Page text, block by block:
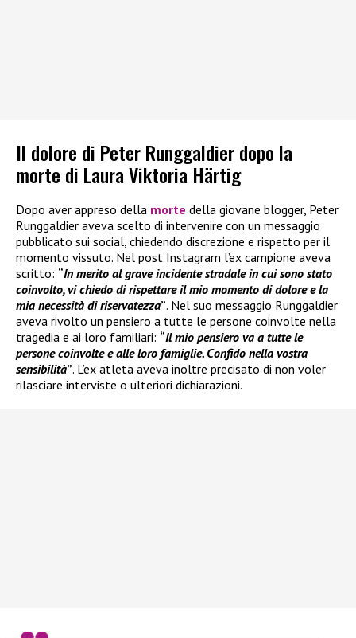
Il dolore di Peter Runggaldier dopo la
morte di Laura Viktoria Härtig
Dopo aver appreso della morte della giovane blogger, Peter
Runggaldier aveva scelto di intervenire con un messaggio
pubblicato sui social, chiedendo discrezione e rispetto per il
momento vissuto. Nel post Instagram l’ex campione aveva
scritto: “In merito al grave incidente stradale in cui sono stato
coinvolto, vi chiedo di rispettare il mio momento di dolore e la
mia necessità di riservatezza”. Nel suo messaggio Runggaldier
aveva rivolto un pensiero a tutte le persone coinvolte nella
tragedia e ai loro familiari: “Il mio pensiero va a tutte le
persone coinvolte e alle loro famiglie. Confido nella vostra
sensibilità”. L’ex atleta aveva inoltre precisato di non voler
rilasciare interviste o ulteriori dichiarazioni.